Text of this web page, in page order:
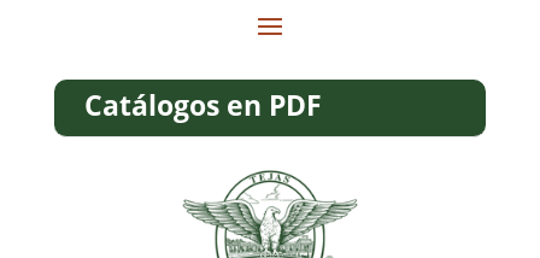
Catálogos en PDF